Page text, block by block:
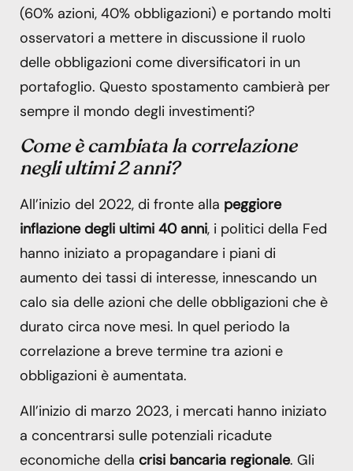
(60% azioni, 40% obbligazioni) e portando molti
osservatori a mettere in discussione il ruolo
delle obbligazioni come diversificatori in un
portafoglio. Questo spostamento cambierà per
sempre il mondo degli investimenti?
Come è cambiata la correlazione
negli ultimi 2 anni?
All’inizio del 2022, di fronte alla peggiore
inflazione degli ultimi 40 anni, i politici della Fed
hanno iniziato a propagandare i piani di
aumento dei tassi di interesse, innescando un
calo sia delle azioni che delle obbligazioni che è
durato circa nove mesi. In quel periodo la
correlazione a breve termine tra azioni e
obbligazioni è aumentata.
All’inizio di marzo 2023, i mercati hanno iniziato
a concentrarsi sulle potenziali ricadute
economiche della crisi bancaria regionale. Gli